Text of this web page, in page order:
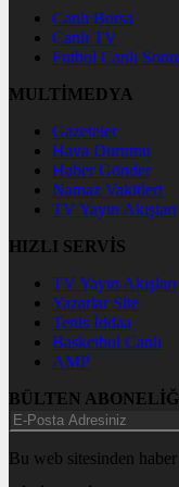
Canlı Borsa
Canlı TV
Futbol Canlı
MULTİMEDYA
Gazeteler
Hava Durumu
Haber Gönder
Namaz Vakitleri
TV Yayın Akışları
HIZLI SERVİS
TV Yayın Akışları
Yazarlar Site
Tenis İddaa
Basketbol Canlı
AMP
BÜLTEN
Bu web sitesinden